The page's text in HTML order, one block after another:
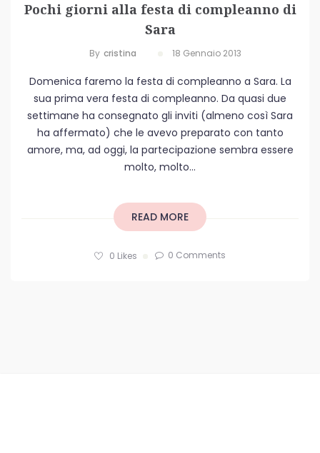
Pochi giorni alla festa di compleanno di
Sara
By Cristina 18 Gennaio 2013
Domenica faremo la festa di compleanno a Sara. La
sua prima vera festa di compleanno. Da quasi due
settimane ha consegnato gli inviti (almeno così Sara
ha affermato) che le avevo preparato con tanto
amore, ma, ad oggi, la partecipazione sembra essere
molto, molto...
READ MORE
0 Likes 0 Comments